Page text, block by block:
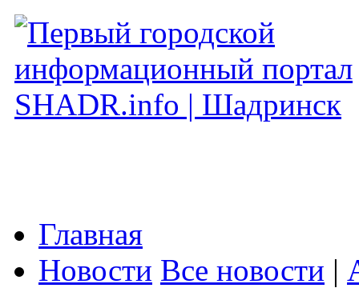
Главная
Новости Все новости |